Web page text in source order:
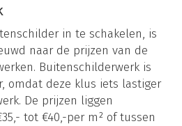
in te schakelen, is
naar de prijzen van de
Buitenschilderwerk is
omdat deze klus iets lastiger
De prijzen liggen
tot €40,-per m² of tussen